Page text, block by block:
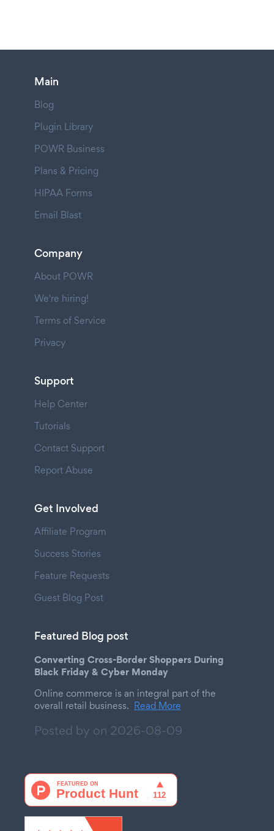
Main
Blog
Plugin Library
POWR Business
Plans & Pricing
HIPAA Forms
Email Blast
Company
About POWR
We're hiring!
Terms of Service
Privacy
Support
Help Center
Tutorials
Contact Support
Report Abuse
Get Involved
Affiliate Program
Success Stories
Feature Requests
Guest Blog Post
Featured Blog post
Converting Cross-Border Shoppers During
Black Friday & Cyber Monday
Online commerce is an integral part of the
overall retail business. Read More
Posted by on 2026-08-09